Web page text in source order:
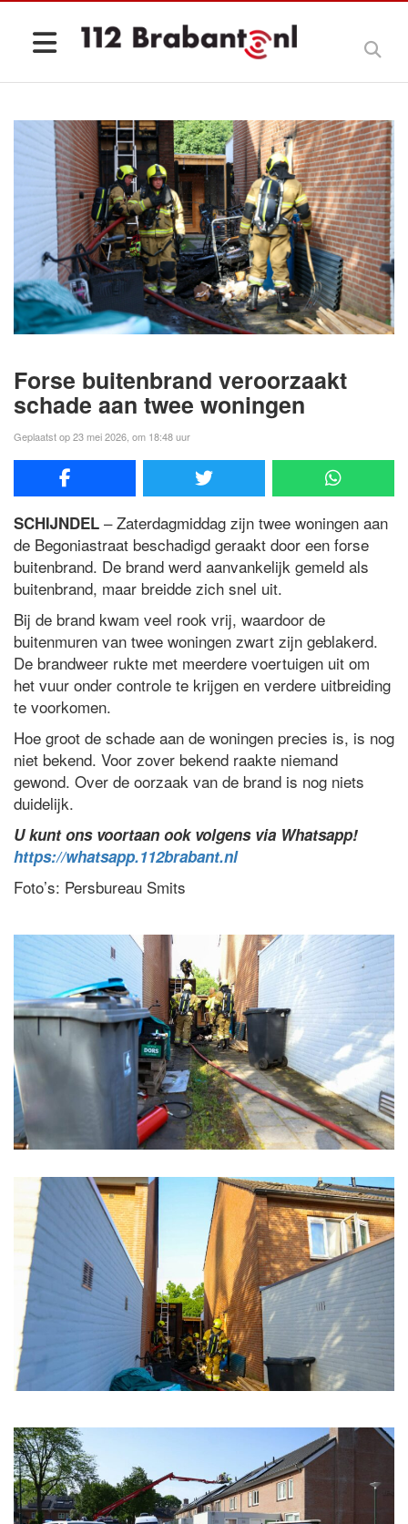
Forse buitenbrand veroorzaakt
schade aan twee woningen
Geplaatst op 23 mei 2026, om 18:48 uur
SCHIJNDEL – Zaterdagmiddag zijn twee woningen aan
de Begoniastraat beschadigd geraakt door een forse
buitenbrand. De brand werd aanvankelijk gemeld als
buitenbrand, maar breidde zich snel uit.
Bij de brand kwam veel rook vrij, waardoor de
buitenmuren van twee woningen zwart zijn geblakerd.
De brandweer rukte met meerdere voertuigen uit om
het vuur onder controle te krijgen en verdere uitbreiding
te voorkomen.
Hoe groot de schade aan de woningen precies is, is nog
niet bekend. Voor zover bekend raakte niemand
gewond. Over de oorzaak van de brand is nog niets
duidelijk.
U kunt ons voortaan ook volgens via Whatsapp!
https://whatsapp.112brabant.nl
Foto’s: Persbureau Smits